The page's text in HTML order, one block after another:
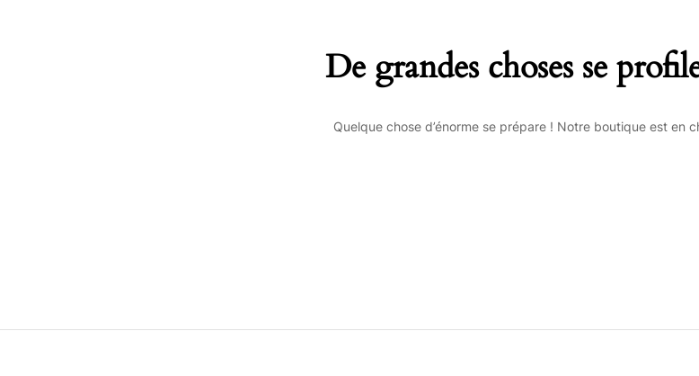
De grandes choses se
Quelque chose d’énorme se prépare ! Notre boutique est en